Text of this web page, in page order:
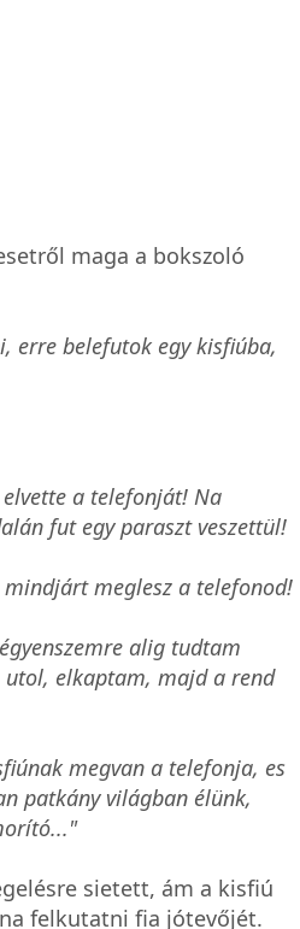
maga a bokszoló
erre belefutok egy kisfiúba,
a telefonját! Na
fut egy paraszt veszettül!
meglesz a telefonod!
alig tudtam
elkaptam, majd a rend
megvan a telefonja, es
patkány világban élünk,
sietett, ám a kisfiú
felkutatni fia jótevőjét.